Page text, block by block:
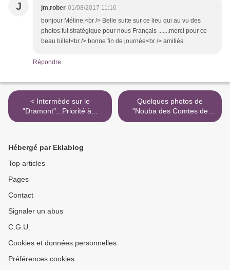
J jm.rober 01/08/2017 11:16
bonjour Méline,<br /> Belle suite sur ce lieu qui au vu des
photos fut stratégique pour nous Français .......merci pour ce
beau billet<br /> bonne fin de journée<br /> amitiés
Répondre
< Intermède sur le
"Dramont"...Priorité à...
Quelques photos de
"Nouba des Comtes de
Mirabeau" notre petite
Hébergé par Eklablog
Top articles
Pages
Contact
Signaler un abus
C.G.U.
Cookies et données personnelles
Préférences cookies